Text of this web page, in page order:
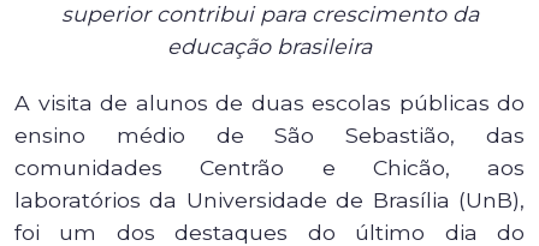
superior contribui para crescimento da
educação brasileira
A visita de alunos de duas escolas públicas do
ensino médio de São Sebastião, das
comunidades Centrão e Chicão, aos
laboratórios da Universidade de Brasília (UnB),
foi um dos destaques do último dia do